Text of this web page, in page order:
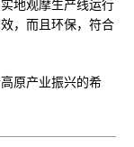
地观摩生产线运行
，而且环保，符合
原产业振兴的希